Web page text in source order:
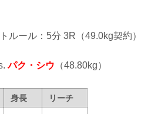
ルール：5分 3R（49.0kg契約）
パク・シウ （48.80kg）
身長
リーチ